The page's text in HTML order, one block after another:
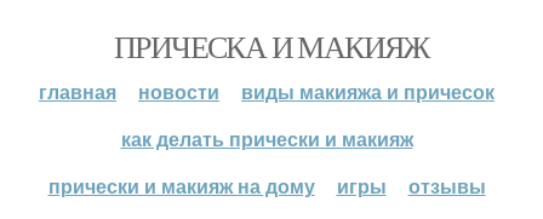
ПРИЧЕСКА И МАКИЯЖ
главная новости
виды макияжа и причесок
как делать прически и макияж
прически и макияж на дому
игры отзывы